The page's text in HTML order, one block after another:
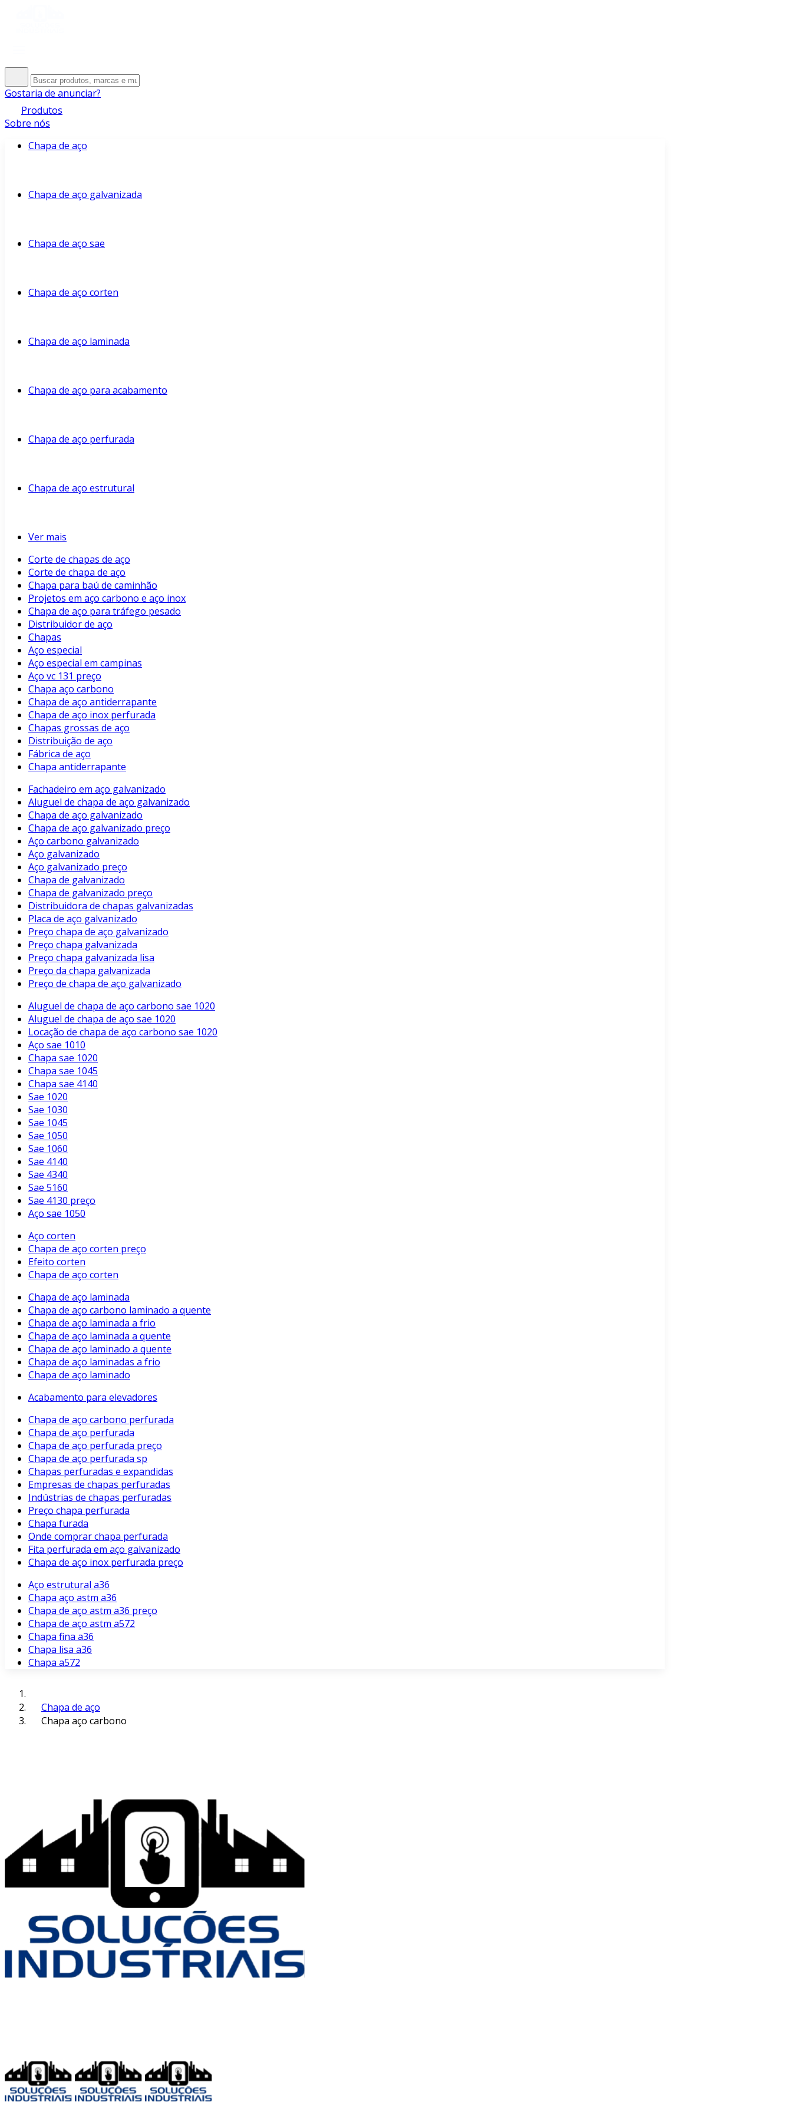
Gostaria de anunciar?
Produtos
Sobre nós
Chapa de aço
Chapa de aço galvanizada
Chapa de aço sae
Chapa de aço corten
Chapa de aço laminada
Chapa de aço para acabamento
Chapa de aço perfurada
Chapa de aço estrutural
Ver mais
Corte de chapas de aço
Corte de chapa de aço
Chapa para baú de caminhão
Projetos em aço carbono e aço inox
Chapa de aço para tráfego pesado
Distribuidor de aço
Chapas
Aço especial
Aço especial em campinas
Aço vc 131 preço
Chapa aço carbono
Chapa de aço antiderrapante
Chapa de aço inox perfurada
Chapas grossas de aço
Distribuição de aço
Fábrica de aço
Chapa antiderrapante
Fachadeiro em aço galvanizado
Aluguel de chapa de aço galvanizado
Chapa de aço galvanizado
Chapa de aço galvanizado preço
Aço carbono galvanizado
Aço galvanizado
Aço galvanizado preço
Chapa de galvanizado
Chapa de galvanizado preço
Distribuidora de chapas galvanizadas
Placa de aço galvanizado
Preço chapa de aço galvanizado
Preço chapa galvanizada
Preço chapa galvanizada lisa
Preço da chapa galvanizada
Preço de chapa de aço galvanizado
Aluguel de chapa de aço carbono sae 1020
Aluguel de chapa de aço sae 1020
Locação de chapa de aço carbono sae 1020
Aço sae 1010
Chapa sae 1020
Chapa sae 1045
Chapa sae 4140
Sae 1020
Sae 1030
Sae 1045
Sae 1050
Sae 1060
Sae 4140
Sae 4340
Sae 5160
Sae 4130 preço
Aço sae 1050
Aço corten
Chapa de aço corten preço
Efeito corten
Chapa de aço corten
Chapa de aço laminada
Chapa de aço carbono laminado a quente
Chapa de aço laminada a frio
Chapa de aço laminada a quente
Chapa de aço laminado a quente
Chapa de aço laminadas a frio
Chapa de aço laminado
Acabamento para elevadores
Chapa de aço carbono perfurada
Chapa de aço perfurada
Chapa de aço perfurada preço
Chapa de aço perfurada sp
Chapas perfuradas e expandidas
Empresas de chapas perfuradas
Indústrias de chapas perfuradas
Preço chapa perfurada
Chapa furada
Onde comprar chapa perfurada
Fita perfurada em aço galvanizado
Chapa de aço inox perfurada preço
Aço estrutural a36
Chapa aço astm a36
Chapa de aço astm a36 preço
Chapa de aço astm a572
Chapa fina a36
Chapa lisa a36
Chapa a572
Chapa de aço
Chapa aço carbono